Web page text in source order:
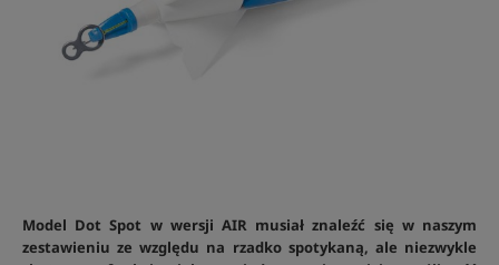
Model Dot Spot w wersji AIR musiał znaleźć się w naszym
zestawieniu ze względu na rzadko spotykaną, ale niezwykle